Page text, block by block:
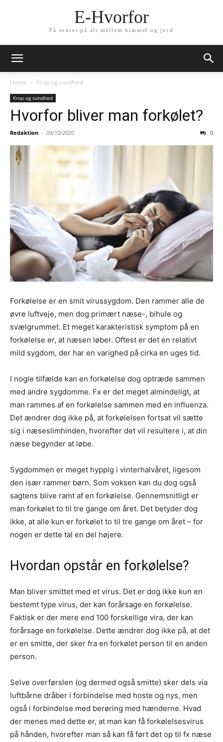
E-Hvorfor
Få svaret på alt mellem himmel og jord
Home Krop og sundhed
Krop og sundhed
Hvorfor bliver man forkølet?
Redaktion - 09/10/2020 0
Forkølelse er en smit virussygdom. Den rammer alle de
øvre luftveje, men dog primært næse-, bihule og
svælgrummet. Et meget karakteristisk symptom på en
forkølelse er, at næsen løber. Oftest er det en relativt
mild sygdom, der har en varighed på cirka en uges tid.
I nogle tilfælde kan en forkølelse dog optræde sammen
med andre sygdomme. Fx er det meget almindeligt, at
man rammes af en forkølelse sammen med en influenza.
Det ændrer dog ikke på, at forkølelsen fortsat vil sætte
sig i næseslimhinden, hvorefter det vil resultere i, at din
næse begynder at løbe.
Sygdommen er meget hyppig i vinterhalvåret, ligesom
den især rammer børn. Som voksen kan du dog også
sagtens blive ramt af en forkølelse. Gennemsnitligt er
man forkølet to til tre gange om året. Det betyder dog
ikke, at alle kun er forkølet to til tre gange om året – for
nogen er dette tal en del højere.
Hvordan opstår en forkølelse?
Man bliver smittet med et virus. Det er dog ikke kun en
bestemt type virus, der kan forårsage en forkølelse.
Faktisk er der mere end 100 forskellige vira, der kan
forårsage en forkølelse. Dette ændrer dog ikke på, at det
er en smitte, der sker fra en forkølet person til en anden
person.
Selve overførslen (og dermed også smitte) sker dels via
luftbårne dråber i forbindelse med hoste og nys, men
også i forbindelse med berøring med hænderne. Hvad
der menes med dette er, at man kan få forkølelsesvirus
på hånden, hvorefter man så kan få ført det op til fx næse